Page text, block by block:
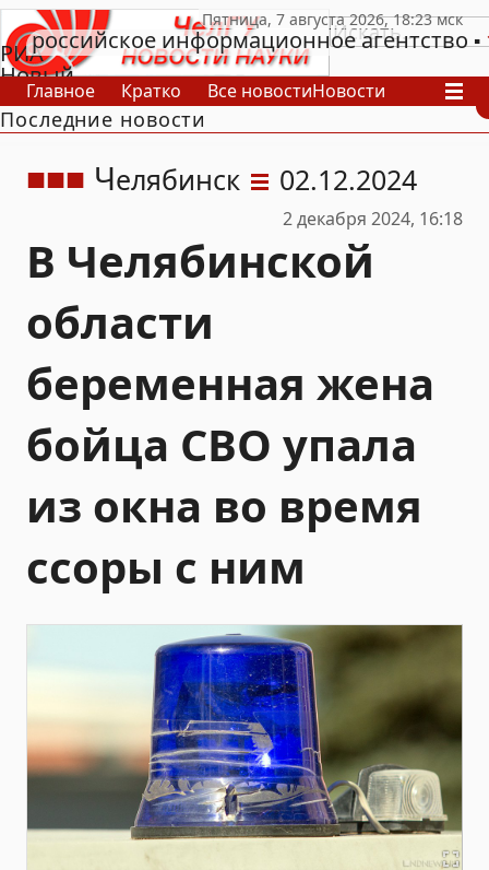
РИА
Новый
День
российское информационное агентство
Главное Кратко Все новостиНовости
В России
В мире
Последние новости
Челябинск 02.12.2024
2 декабря 2024, 16:18
В Челябинской
области
беременная жена
бойца СВО упала
из окна во время
ссоры с ним